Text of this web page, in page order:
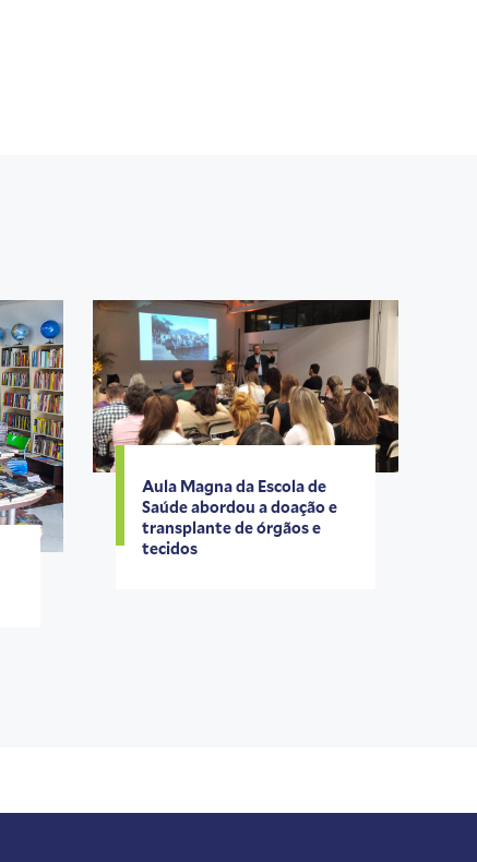
Aula Magna da Escola de
Saúde abordou a doação e
transplante de órgãos e
tecidos